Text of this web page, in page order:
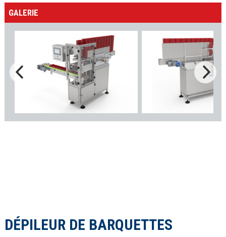
GALERIE
DÉPILEUR DE BARQUETTES